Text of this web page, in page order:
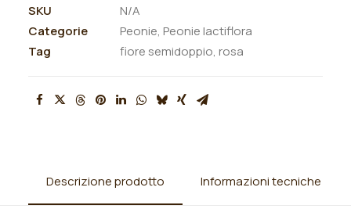
SKU
N/A
Categorie
Peonie, Peonie lactiflora
Tag
fiore semidoppio, rosa
Descrizione prodotto Informazioni tecniche